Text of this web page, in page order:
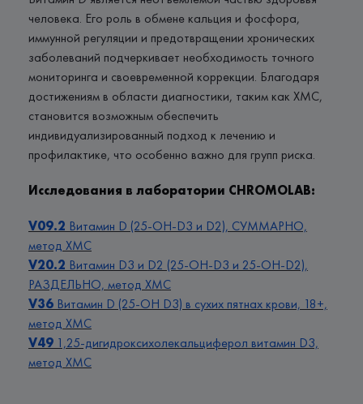
человека. Его роль в обмене кальция и фосфора,
иммунной регуляции и предотвращении хронических
заболеваний подчеркивает необходимость точного
мониторинга и своевременной коррекции. Благодаря
достижениям в области диагностики, таким как ХМС,
становится возможным обеспечить
индивидуализированный подход к лечению и
профилактике, что особенно важно для групп риска.
Исследования в лаборатории CHROMOLAB:
V09.2 Витамин D (25-OH-D3 и D2), СУММАРНО,
метод ХМC
V20.2 Витамин D3 и D2 (25-OH-D3 и 25-OH-D2),
РАЗДЕЛЬНО, метод ХМС
V36 Витамин D (25-OH D3) в сухих пятнах крови, 18+,
метод ХМС
V49 1,25-дигидроксихолекальциферол витамин D3,
метод ХМС